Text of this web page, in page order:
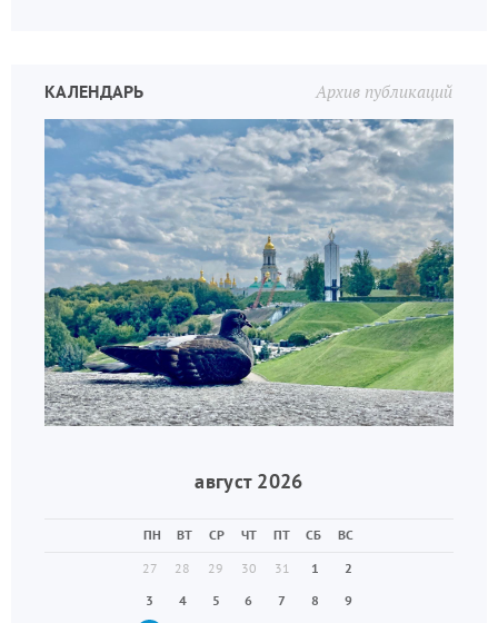
Архив публикаций
КАЛЕНДАРЬ
август 2026
ПН ВТ СР ЧТ ПТ СБ
ВС
27
28 29 30 31 1
2
3
4 5 6 7 8
9